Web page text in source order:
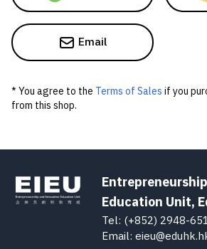
Email
* You agree to the Terms of Sales if you
from this shop.
Education Unit,
Tel: (+852) 2948-
Email: